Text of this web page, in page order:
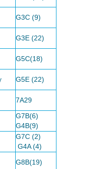
G3C (9)
G3E (22)
G5C(18)
G5E (22)
7A29
G7B(6)
G4B(9)
G7C (2)
G4A (4)
G8B(19)